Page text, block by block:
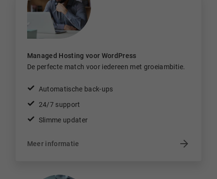
Managed Hosting voor WordPress
De perfecte match voor iedereen met groeiambitie.
Automatische back-ups
24/7 support
Slimme updater
Meer informatie